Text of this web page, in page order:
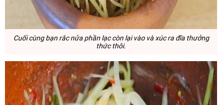
Cuối cùng bạn rắc nửa phần lạc còn lại vào và xúc ra đĩa thưởng
thức thôi.